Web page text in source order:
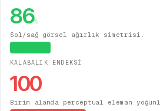
86%
Sol/sağ görsel ağırlık simetrisi.
KALABALIK ENDEKSİ
100
Birim alanda perceptual eleman